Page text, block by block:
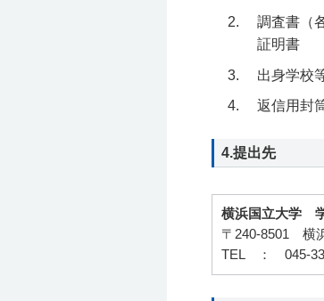
調査書（
証明書
出身学校
返信用封
4.提出先
横浜国立大学
〒240-8501 横
TEL ： 045-